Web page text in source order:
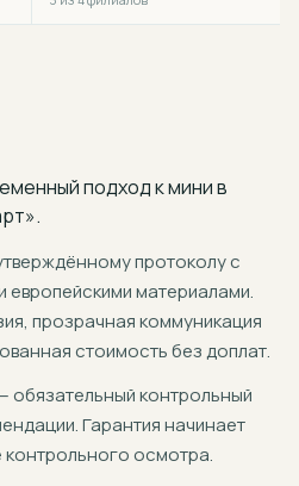
подход кминив
протоколу с
европейскими материалами.
прозрачная коммуникация
стоимость без доплат.
обязательный контрольный
Гарантия начинает
контрольного осмотра.